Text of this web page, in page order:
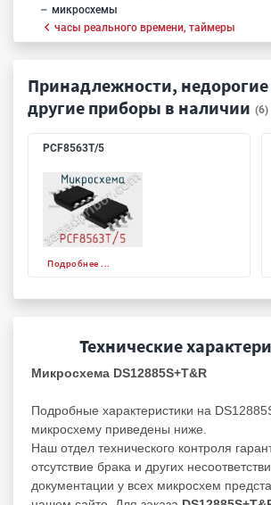
микросхемы
часы реального времени, таймеры
Принадлежности, недорогие
другие приборы в наличии (6)
PCF8563T/5
Подробнее ...
Технические
Микросхема DS12885S+T&R
Подробные характеристики на
микросхему приведены ниже.
Наш отдел технического контроля
отсутствие брака и других
документации у всех микросхем